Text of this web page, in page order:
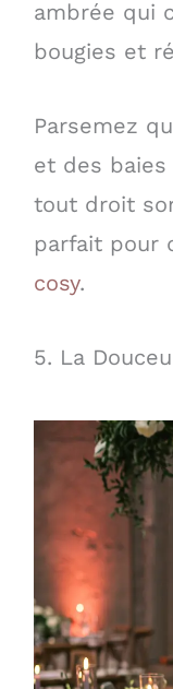
ambrée qui
bougies et
Parsemez
et des
tout droit
parfait pour
cosy.
5. La